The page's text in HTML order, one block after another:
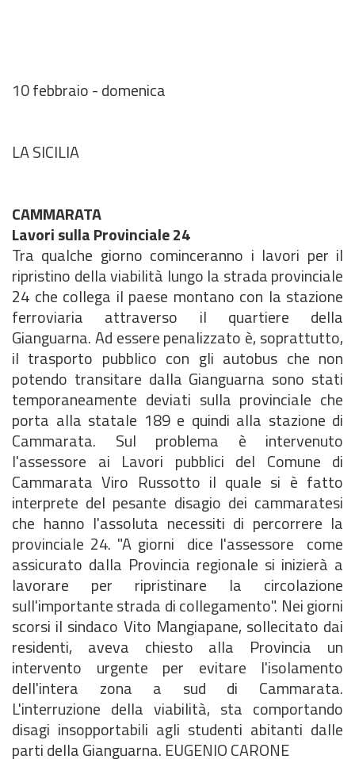
10 febbraio - domenica
LA SICILIA
CAMMARATA
Lavori sulla Provinciale 24
Tra qualche giorno cominceranno i lavori per il
ripristino della viabilità lungo la strada provinciale
24 che collega il paese montano con la stazione
ferroviaria attraverso il quartiere della
Gianguarna. Ad essere penalizzato è, soprattutto,
il trasporto pubblico con gli autobus che non
potendo transitare dalla Gianguarna sono stati
temporaneamente deviati sulla provinciale che
porta alla statale 189 e quindi alla stazione di
Cammarata. Sul problema è intervenuto
l'assessore ai Lavori pubblici del Comune di
Cammarata Viro Russotto il quale si è fatto
interprete del pesante disagio dei cammaratesi
che hanno l'assoluta necessiti di percorrere la
provinciale 24. "A giorni  dice l'assessore  come
assicurato dalla Provincia regionale si inizierà a
lavorare per ripristinare la circolazione
sull'importante strada di collegamento". Nei giorni
scorsi il sindaco Vito Mangiapane, sollecitato dai
residenti, aveva chiesto alla Provincia un
intervento urgente per evitare l'isolamento
dell'intera zona a sud di Cammarata.
L'interruzione della viabilità, sta comportando
disagi insopportabili agli studenti abitanti dalle
parti della Gianguarna. EUGENIO CARONE